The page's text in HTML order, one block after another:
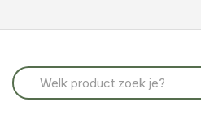
S
e